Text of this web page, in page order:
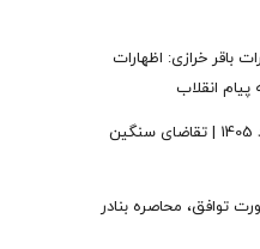
باقر خرازی: اظهارات
انقلاب
پیش‌بینی بورس فردا یکشنبه 18 مرداد 1405 | تقاضای سنگین
توافق، محاصره بنادر